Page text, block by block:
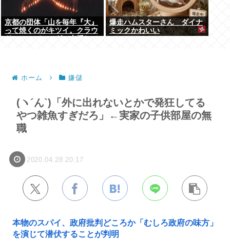
京都の団体「山を毎年『大』
って焼くのがキツイ。クラウ
爆走ハムスターさん ダイナ
ミックかわいい
ホーム 嫌儲
(ヽ´ん`)「外に出れないとかで発狂してる
やつ雑魚すぎだろ」←実家の子供部屋の無
職
2020.04.28 20:17
本物のスパイ、政府批判どころか「むしろ政府の味方」
を演じて潜伏することが判明